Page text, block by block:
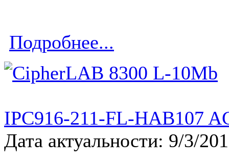
Подробнее...
IPC916-211-FL-HAB107
Дата актуальности: 9/3/